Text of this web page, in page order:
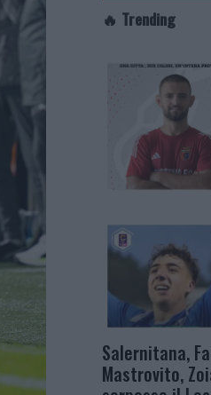
🔥 Trending
Salernitana,
Mastrovito,